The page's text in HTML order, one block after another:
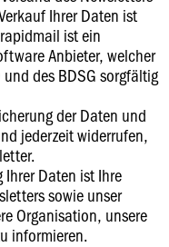
Ihrer Daten ist
ist ein
Anbieter, welcher
des BDSG sorgfältig
der Daten und
jederzeit widerrufen,
Ihrer Daten ist Ihre
sowie unser
Organisation, unsere
informieren.